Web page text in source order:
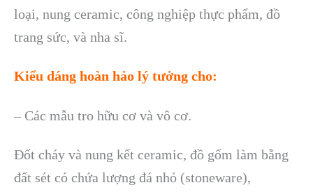
loại, nung ceramic, công nghiệp thực phẩm, đồ
trang sức, và nha sĩ.
Kiểu dáng hoàn hảo lý tưởng cho:
– Các mẫu tro hữu cơ và vô cơ.
Đốt cháy và nung kết ceramic, đồ gốm làm bằng
đất sét có chứa lượng đá nhỏ (stoneware),